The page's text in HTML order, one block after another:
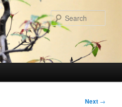
Next →